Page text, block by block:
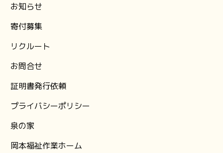
お知らせ
⁨寄付募集
リクルート
お問合せ
証明書発行依頼
プライバシーポリシー
泉の家
岡本福祉作業ホーム